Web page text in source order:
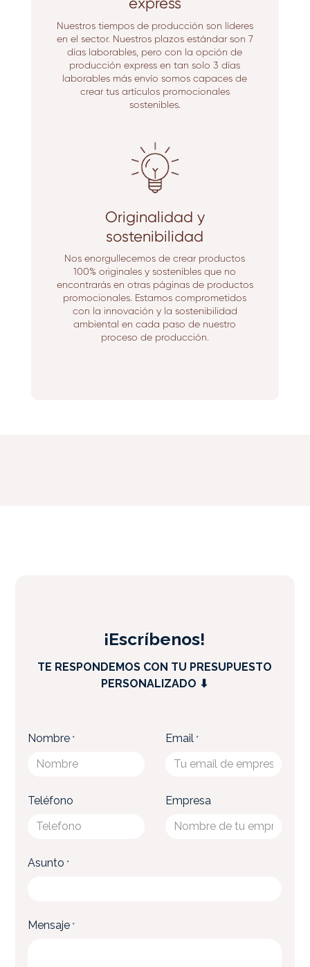
Nuestros tiempos de producción son líderes
en el sector. Nuestros plazos estándar son 7
días laborables, pero con la opción de
producción express en tan solo 3 días
laborables más envío somos capaces de
crear tus artículos promocionales
sostenibles.
Originalidad y
sostenibilidad
Nos enorgullecemos de crear productos
100% originales y sostenibles que no
encontrarás en otras páginas de productos
promocionales. Estamos comprometidos
con la innovación y la sostenibilidad
ambiental en cada paso de nuestro
proceso de producción.